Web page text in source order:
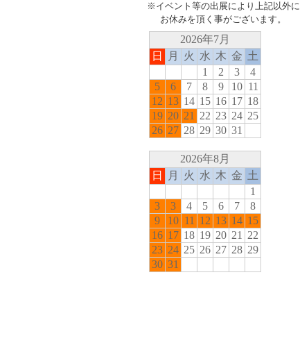
※イベント等の出展により上記以外に
お休みを頂く事がございます。